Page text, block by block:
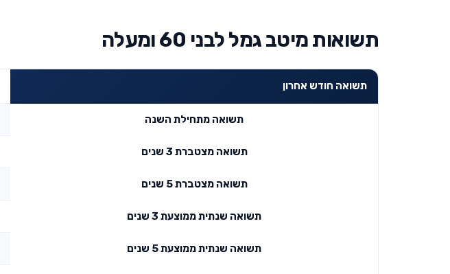
תשואות מיטב גמל לבני 60 ומעלה
תשואה חודש אחרון
תשואה מתחילת השנה
תשואה מצטברת 3 שנים
תשואה מצטברת 5 שנים
תשואה שנתית ממוצעת 3 שנים
תשואה שנתית ממוצעת 5 שנים